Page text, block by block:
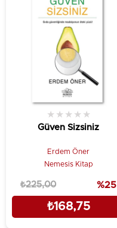
Güven Sizsiniz
★ ★ ★ ★ ★
Erdem Öner
Nemesis Kitap
₺168,75
₺225,00 %25